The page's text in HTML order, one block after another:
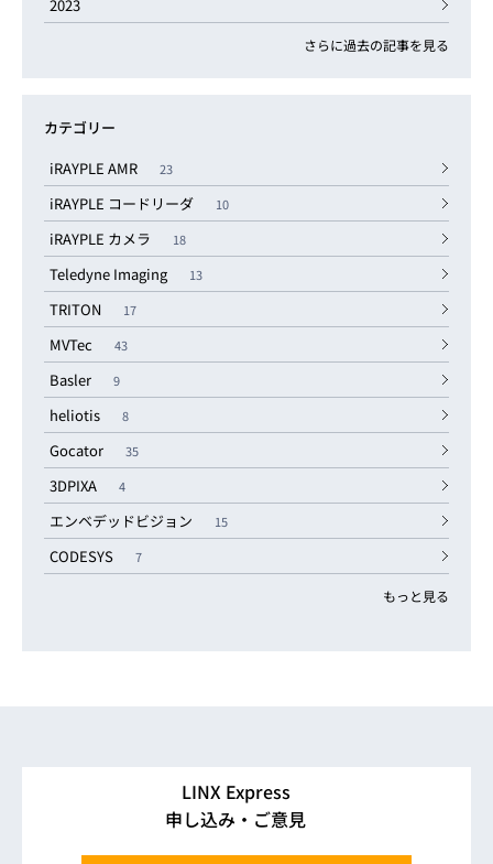
2023
さらに過去の記事を見る
カテゴリー
iRAYPLE AMR
23
iRAYPLE コードリーダ 10
iRAYPLE カメラ 18
Teledyne Imaging 13
TRITON 17
MVTec 43
Basler 9
heliotis 8
Gocator 35
3DPIXA 4
エンベデッドビジョン 15
CODESYS 7
もっと見る
LINX Express
申し込み・ご意見